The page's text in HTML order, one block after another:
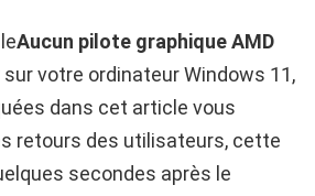
Aucun pilote graphique AMD
sur votre ordinateur Windows 11,
dans cet article vous
retours des utilisateurs, cette
secondes après le